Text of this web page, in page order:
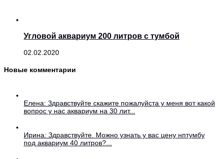
Угловой аквариум 200 литров с тумбой
02.02.2020
Новые комментарии
Елена: Здравствуйте скажите пожалуйста у меня вот какой
вопрос у нас аквариум на 30 лит...
Ирина: Здравствуйте. Можно узнать у вас цену нптумбу
под аквариум 40 литров?...